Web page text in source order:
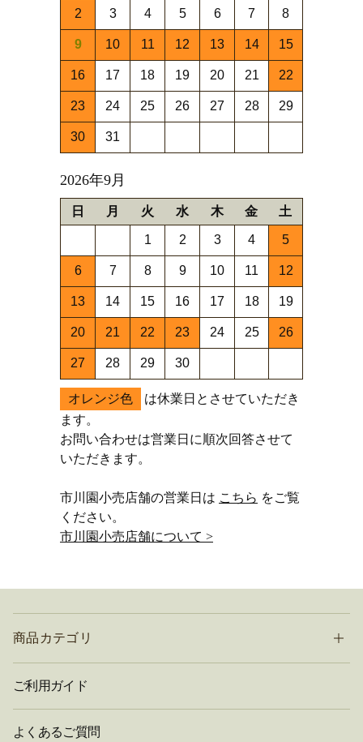
2 3 4 5 6 7 8
9 10 11 12 13 14 15
16 17 18 19 20 21 22
23 24 25 26 27 28 29
30 31
2026年9月
日 月 火 水 木 金 土
1 2 3 4 5
6 7 8 9 10 11 12
13 14 15 16 17 18 19
20 21 22 23 24 25 26
27 28 29 30
オレンジ色
は休業日とさせていただき
ます。
お問い合わせは営業日に順次回答させて
いただきます。
市川園小売店舗の営業日は こちら をご覧
ください。
市川園小売店舗について >
商品カテゴリ
ご利用ガイド
よくあるご質問